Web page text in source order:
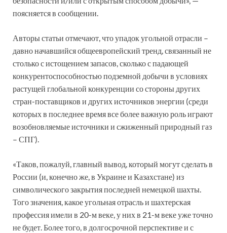
поясняется в сообщении.
Авторы статьи отмечают, что упадок угольной отрасли –
давно начавшийся общеевропейский тренд, связанный не
столько с истощением запасов, сколько с падающей
конкурентоспособностью подземной добычи в условиях
растущей глобальной конкуренции со стороны других
стран-поставщиков и других источников энергии (среди
которых в последнее время все более важную роль играют
возобновляемые источники и сжиженный природный газ
– СПГ).
«Таков, пожалуй, главный вывод, который могут сделать в
России (и, конечно же, в Украине и Казахстане) из
символического закрытия последней немецкой шахты.
Того значения, какое угольная отрасль и шахтерская
профессия имели в 20-м веке, у них в 21-м веке уже точно
не будет. Более того, в долгосрочной перспективе и с